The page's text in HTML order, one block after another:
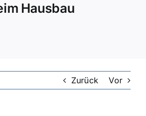
Hausbau
Zurück Vor